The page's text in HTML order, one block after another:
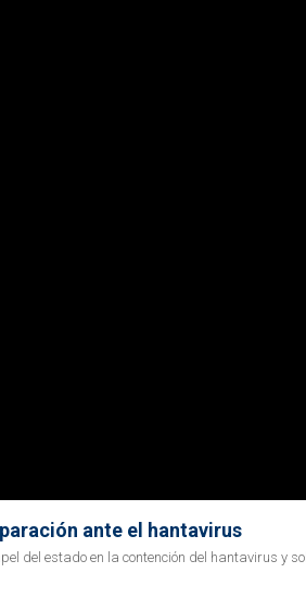
ante el hantavirus
del estado en la contención del hantavirus y